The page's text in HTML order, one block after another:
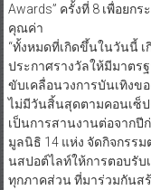
Awards” ครั้งที่ 8 เพื่อยก
คุณค่า
“ทั้งหมดที่เกิดขึ้นในวันนี้ เ
ประกาศรางวัลให้มีมาตร
ขับเคลื่อนวงการบันเทิงขอ
ไม่มีวันสิ้นสุดตามคอนเซ็ป
เป็นการสานงานต่อจากปี
มูลนิธิ 14 แห่ง จัดกิจกรร
นสปอต์ไลท์ให้การตอบรับ
ทุกภาคส่วน ที่มาร่วมกันส